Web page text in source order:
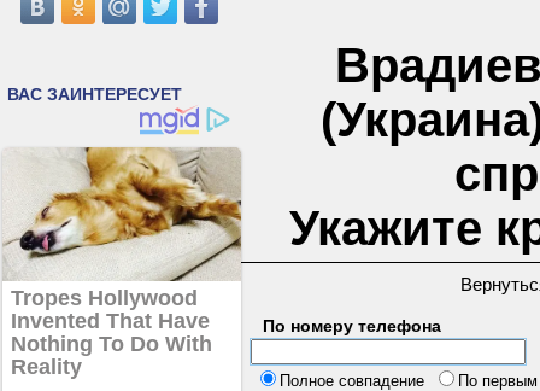
Укажите
По номеру телефона
Полное совпадение
По